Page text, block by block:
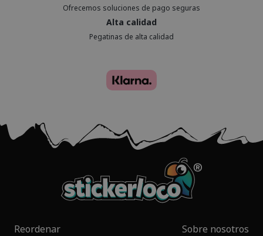
Ofrecemos soluciones de pago seguras
Alta calidad
Pegatinas de alta calidad
Reordenar
Sobre nosotros